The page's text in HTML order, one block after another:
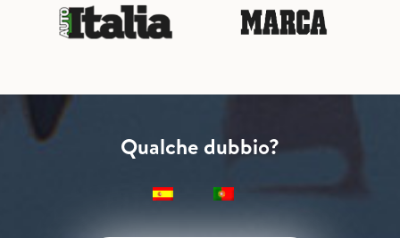
Qualche dubbio?